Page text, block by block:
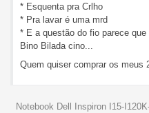
* Esquenta pra Crlho
* Pra lavar é uma mrd
* E a questão do fio parece
Bino Bilada cino...
Quem quiser comprar os meus
Notebook Dell Inspiron I15-